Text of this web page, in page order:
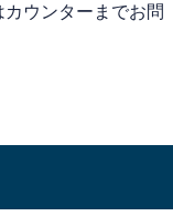
ウンターまでお問